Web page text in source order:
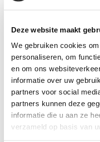
Deze website maakt
We gebruiken cookies
personaliseren, om
en om ons
informatie over uw
partners voor social
partners kunnen deze
informatie die u aan ze
verzameld op basis van
College in
In De Bosschuur midden
kop Engelse thee terwijl
de doeken doet. Hij mag
met pensioen gaan, maar
zijn lange termijn visie.
voor iedere bezoeker die
een boom in het
precies welke: de hybride
Rob geeft een kort